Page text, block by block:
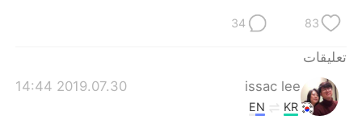
83
34
تعليقات
issac lee
2019.07.30 14:44
KR
EN